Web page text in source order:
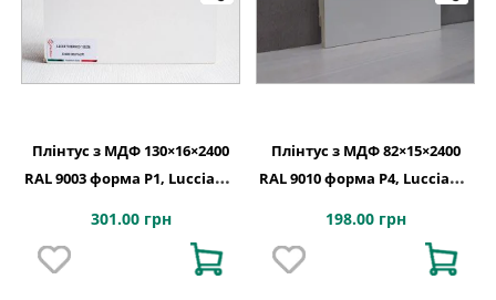
Плінтус з МДФ 130×16×2400
RAL 9003 форма P1, Lucciano,
301.00 грн
Плінтус з МДФ 82×15×2400
RAL 9010 форма P4, Lucciano,
198.00 грн